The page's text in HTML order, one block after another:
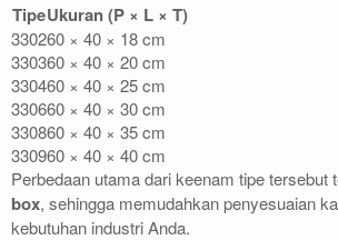
TipeUkuran (P × L × T)
330260 × 40 × 18 cm
330360 × 40 × 20 cm
330460 × 40 × 25 cm
330660 × 40 × 30 cm
330860 × 40 × 35 cm
330960 × 40 × 40 cm
Perbedaan utama dari keenam tipe tersebut
box, sehingga memudahkan penyesuaian
kebutuhan industri Anda.